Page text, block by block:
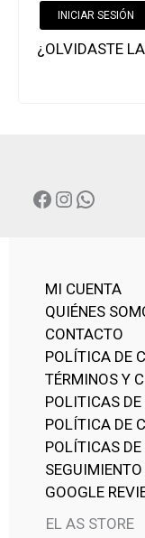
INICIAR SESIÓN
¿OLVIDASTE
FACEBOOK
MI CUENTA
QUIÉNES
CONTACTO
POLÍTICA DE
TÉRMINOS Y
POLITICAS
POLÍTICA DE
POLÍTICAS DE
GOOGLE
EL AS STORE